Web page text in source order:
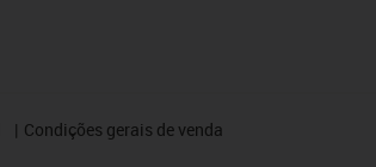
Condições gerais de venda